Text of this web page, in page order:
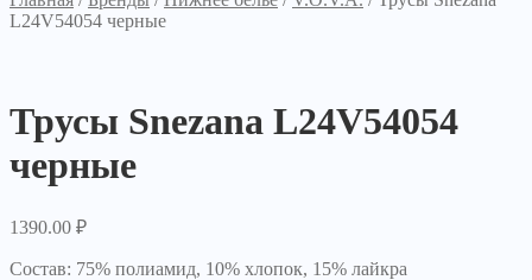
L24V54054 черные
Трусы Snezana L24V54054
черные
1390.00 ₽
Состав: 75% полиамид, 10% хлопок, 15% лайкра